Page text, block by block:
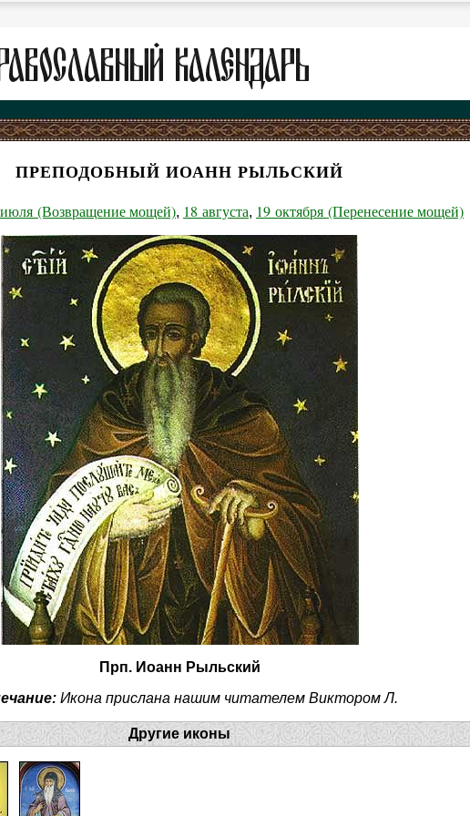
ПРЕПОДОБНЫЙ ИОАНН РЫЛЬСКИЙ
(Возвращение мощей), 18 августа, 19 октября (Перенесение мощей)
Прп. Иоанн Рыльский
Икона прислана нашим читателем Виктором Л.
Другие иконы